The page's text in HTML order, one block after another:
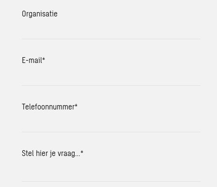
Organisatie
E-mail*
Telefoonnummer*
Stel hier je vraag…*